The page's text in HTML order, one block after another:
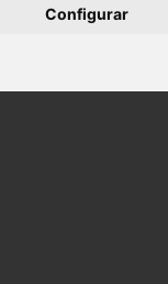
Configurar